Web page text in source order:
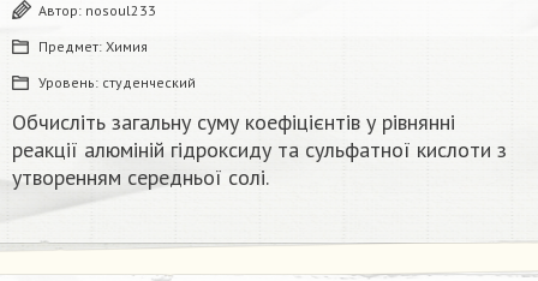
Автор: nosoul233
Предмет: Химия
Уровень: студенческий
Обчисліть загальну суму коефіцієнтів у рівнянні
реакції алюміній гідроксиду та сульфатної кислоти з
утворенням середньої солі.